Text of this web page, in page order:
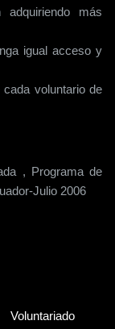
más
igual acceso y
voluntario de
, Programa de
Julio 2006
Voluntariado